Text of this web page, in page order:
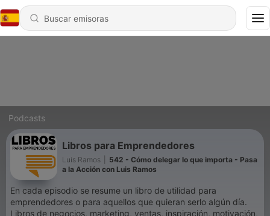
Podcasts
Libros para Emprendedores
Luis Ramos
542 - Cómo delegar lo que importa - Pasa
a la Acción con Luis Ramos
En cada episodio se resume un libro de utilidad para
emprendedores o para aquellos que quieran serlo algún día.
Libros de negocios, marketing, ventas, inspiración, motivación,